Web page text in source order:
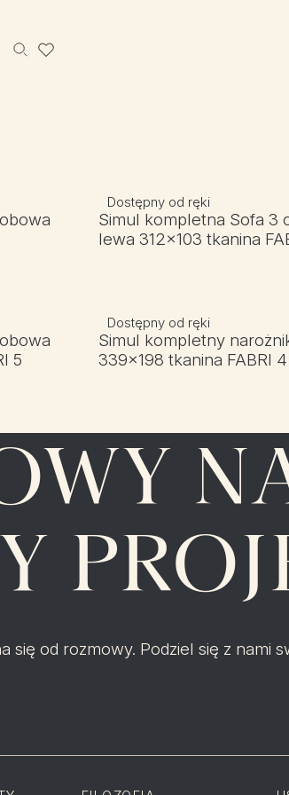
Szukaj
Dostępny od ręki
Simul kompletna Sofa 3
lewa 312x103 tkanina
5
Dostępny od ręki
Simul kompletny
339x198 tkanina FABRI 4
się od rozmowy. Podziel się z nami